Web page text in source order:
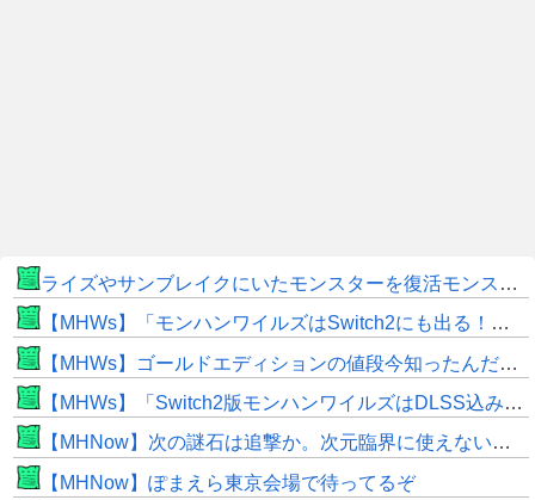
ライズやサンブレイクにいたモンスターを復活モンスターと呼ぶのはやめよう
【MHWs】「モンハンワイルズはSwitch2にも出る！」👈こいつにかけたい言葉ｗｗｗｗｗｗｗｗｗ
【MHWs】ゴールドエディションの値段今知ったんだけどやっっっっっっすwwwww
【MHWs】「Switch2版モンハンワイルズはDLSS込みで最大1440p動作」
【MHNow】次の謎石は追撃か。次元臨界に使えない時点で闘気活性以下のスキルだわ
【MHNow】ぽまえら東京会場で待ってるぞ